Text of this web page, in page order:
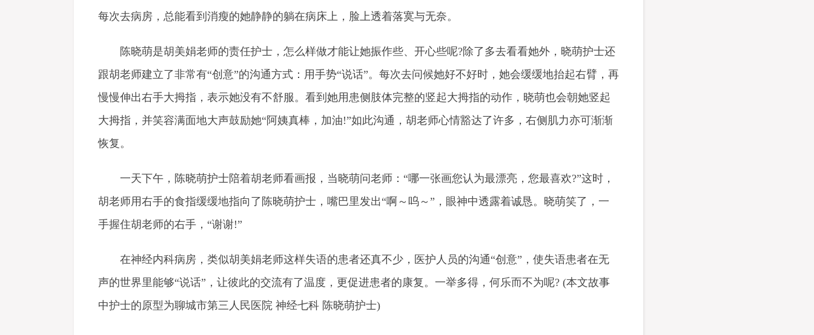
每次去病房，总能看到消瘦的她静静的躺在病床上，脸上透着落寞与无奈。
陈晓萌是胡美娟老师的责任护士，怎么样做才能让她振作些、开心些呢?除了多去看看她外，晓萌护士还
跟胡老师建立了非常有“创意”的沟通方式：用手势“说话”。每次去问候她好不好时，她会缓缓地抬起右臂，再
慢慢伸出右手大拇指，表示她没有不舒服。看到她用患侧肢体完整的竖起大拇指的动作，晓萌也会朝她竖起
大拇指，并笑容满面地大声鼓励她“阿姨真棒，加油!”如此沟通，胡老师心情豁达了许多，右侧肌力亦可渐渐
恢复。
一天下午，陈晓萌护士陪着胡老师看画报，当晓萌问老师：“哪一张画您认为最漂亮，您最喜欢?”这时，
胡老师用右手的食指缓缓地指向了陈晓萌护士，嘴巴里发出“啊～呜～”，眼神中透露着诚恳。晓萌笑了，一
手握住胡老师的右手，“谢谢!”
在神经内科病房，类似胡美娟老师这样失语的患者还真不少，医护人员的沟通“创意”，使失语患者在无
声的世界里能够“说话”，让彼此的交流有了温度，更促进患者的康复。一举多得，何乐而不为呢? (本文故事
中护士的原型为聊城市第三人民医院 神经七科 陈晓萌护士)